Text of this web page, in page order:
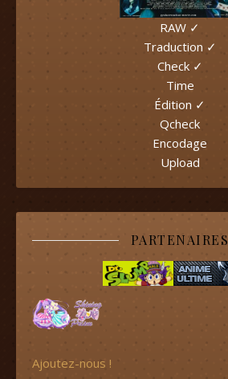
RAW ✓
Traduction ✓
Check ✓
Time
Édition ✓
Qcheck
Encodage
Upload
PARTENAIRES
Ajoutez-nous !